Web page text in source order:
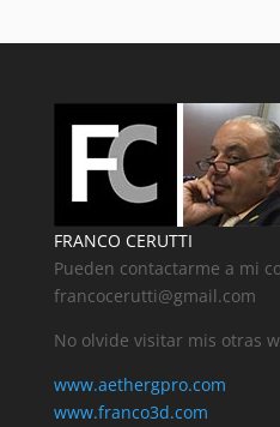
FRANCO CERUTTI
Pueden contactarme a mi
francocerutti@gmail.com
No olvide visitar mis otras
www.aethergpro.com
www.franco3d.com